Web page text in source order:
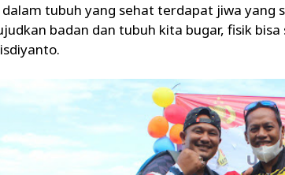
dalam tubuh yang sehat terdapat jiwa yang
badan dan tubuh kita bugar, fisik